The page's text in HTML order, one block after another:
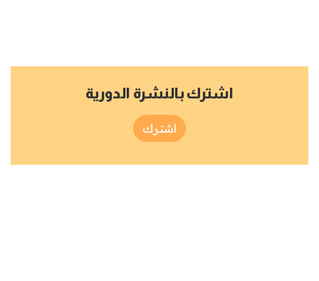
اشترك بالنشرة الدورية
اشترك